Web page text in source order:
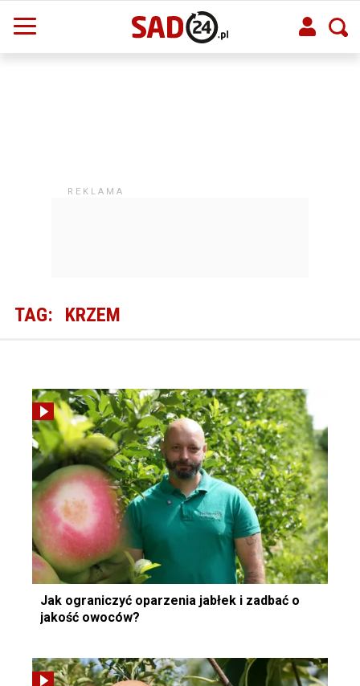
TAG: KRZEM
Jak ograniczyć oparzenia jabłek i zadbać o
jakość owoców?